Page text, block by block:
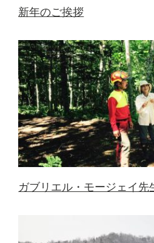
新年のご挨拶
ガブリエル・モージェイ先